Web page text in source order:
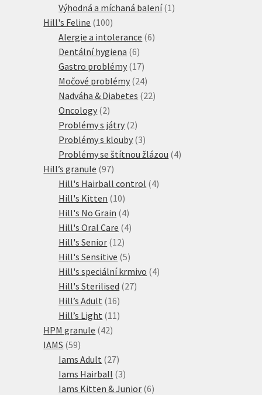
produkty
Výhodná a míchaná balení 1 1
Hill's Feline 100100
produktů
Alergie a intolerance 66
Dentální hygiena 66
produktů
Gastro problémy 1717
produktů
Močové problémy 2424
produktů
Nadváha & Diabetes 2222
Oncology 22
produkty
Problémy s játry 22
produkty
Problémy s klouby 33
produkty
Problémy se štítnou žlázou 44
Hill’s granule 9797
produktů
Hill's Hairball control 44
Hill's Kitten 1010
produktů
Hill's No Grain 44
produkty
Hill's Oral Care 44
Hill's Senior 1212
produktů
Hill's Sensitive 55
produktů
Hill's speciální krmivo 44
Hill's Sterilised 2727
Hill’s Adult 1616
produktů
Hill’s Light 11 11
HPM granule 4242
IAMS 5959
produktů
Iams Adult 2727
produktů
Iams Hairball 33
produkty
Iams Kitten & Junior 66